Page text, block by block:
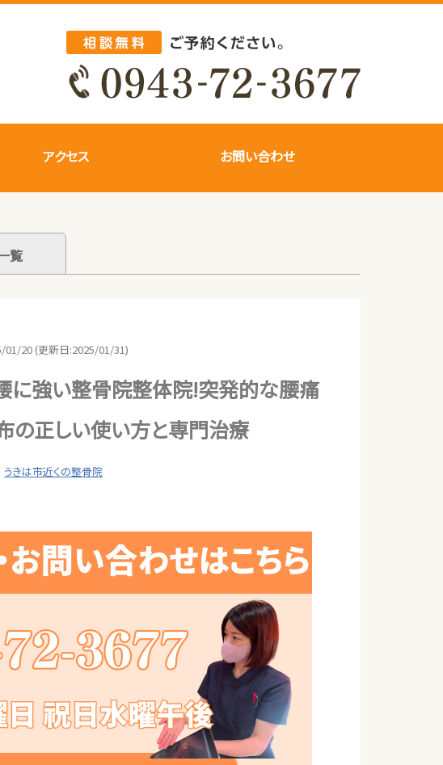
アクセス お問い合わせ
覧
01/20 (更新日:2025/01/31)
に強い整骨院整体院!突発的な腰痛
の正しい使い方と専門治療
うきは市近くの整骨院